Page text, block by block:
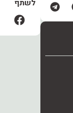
לשתף